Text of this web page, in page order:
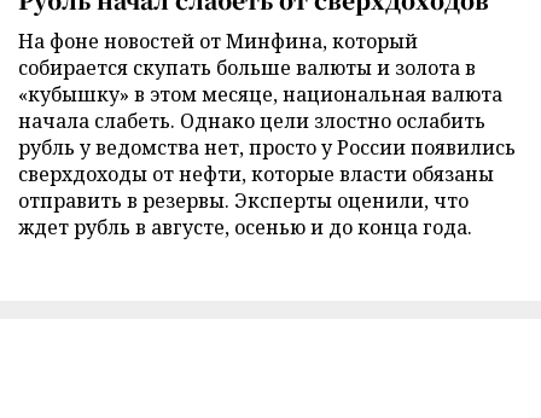
На фоне новостей от Минфина, который
собирается скупать больше валюты и золота в
«кубышку» в этом месяце, национальная валюта
начала слабеть. Однако цели злостно ослабить
рубль у ведомства нет, просто у России появились
сверхдоходы от нефти, которые власти обязаны
отправить в резервы. Эксперты оценили, что
ждет рубль в августе, осенью и до конца года.